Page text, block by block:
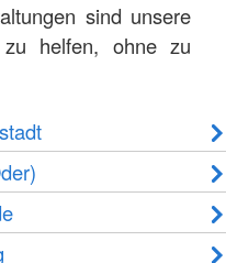
sind unsere
helfen, ohne zu